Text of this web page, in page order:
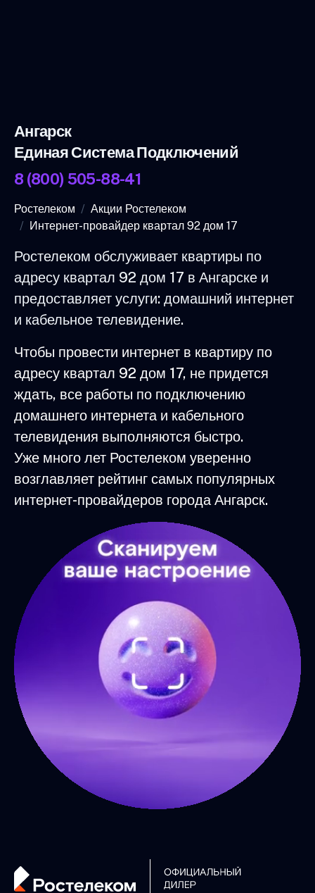
Ангарск
Единая Система Подключений
8 (800) 505-88-41
Ростелеком
Акции Ростелеком
Интернет-провайдер квартал 92 дом 17
Ростелеком обслуживает квартиры по
адресу квартал 92 дом 17 в Ангарске и
предоставляет услуги: домашний интернет
и кабельное телевидение.
Чтобы провести интернет в квартиру по
адресу квартал 92 дом 17, не придется
ждать, все работы по подключению
домашнего интернета и кабельного
телевидения выполняются быстро.
Уже много лет Ростелеком уверенно
возглавляет рейтинг самых популярных
интернет-провайдеров города Ангарск.